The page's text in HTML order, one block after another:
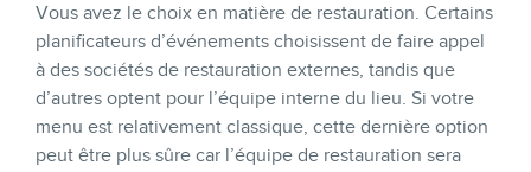
Vous avez le choix en matière de restauration. Certains
planificateurs d’événements choisissent de faire appel
à des sociétés de restauration externes, tandis que
d’autres optent pour l’équipe interne du lieu. Si votre
menu est relativement classique, cette dernière option
peut être plus sûre car l’équipe de restauration sera